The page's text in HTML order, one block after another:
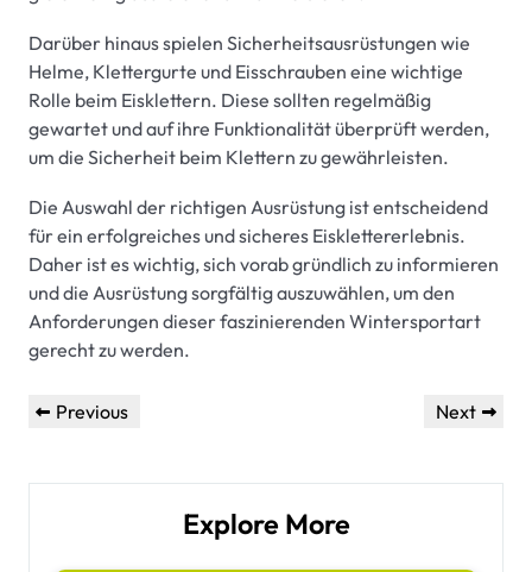
Darüber hinaus spielen Sicherheitsausrüstungen wie
Helme, Klettergurte und Eisschrauben eine wichtige
Rolle beim Eisklettern. Diese sollten regelmäßig
gewartet und auf ihre Funktionalität überprüft werden,
um die Sicherheit beim Klettern zu gewährleisten.
Die Auswahl der richtigen Ausrüstung ist entscheidend
für ein erfolgreiches und sicheres Eisklettererlebnis.
Daher ist es wichtig, sich vorab gründlich zu informieren
und die Ausrüstung sorgfältig auszuwählen, um den
Anforderungen dieser faszinierenden Wintersportart
gerecht zu werden.
Beitragsnavigation
Previous
Previous
Next
Next
Explore More